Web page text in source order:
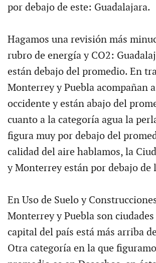
por debajo de este: Guadalajara.
Hagamos una revisión más
rubro de energía y CO2:
están debajo del promedio. En
Monterrey y Puebla acompañan
occidente y están abajo del
cuanto a la categoría agua la
figura muy por debajo del
calidad del aire hablamos, la
y Monterrey están por debajo de
En Uso de Suelo y
Monterrey y Puebla son
capital del país está más arriba
Otra categoría en la que